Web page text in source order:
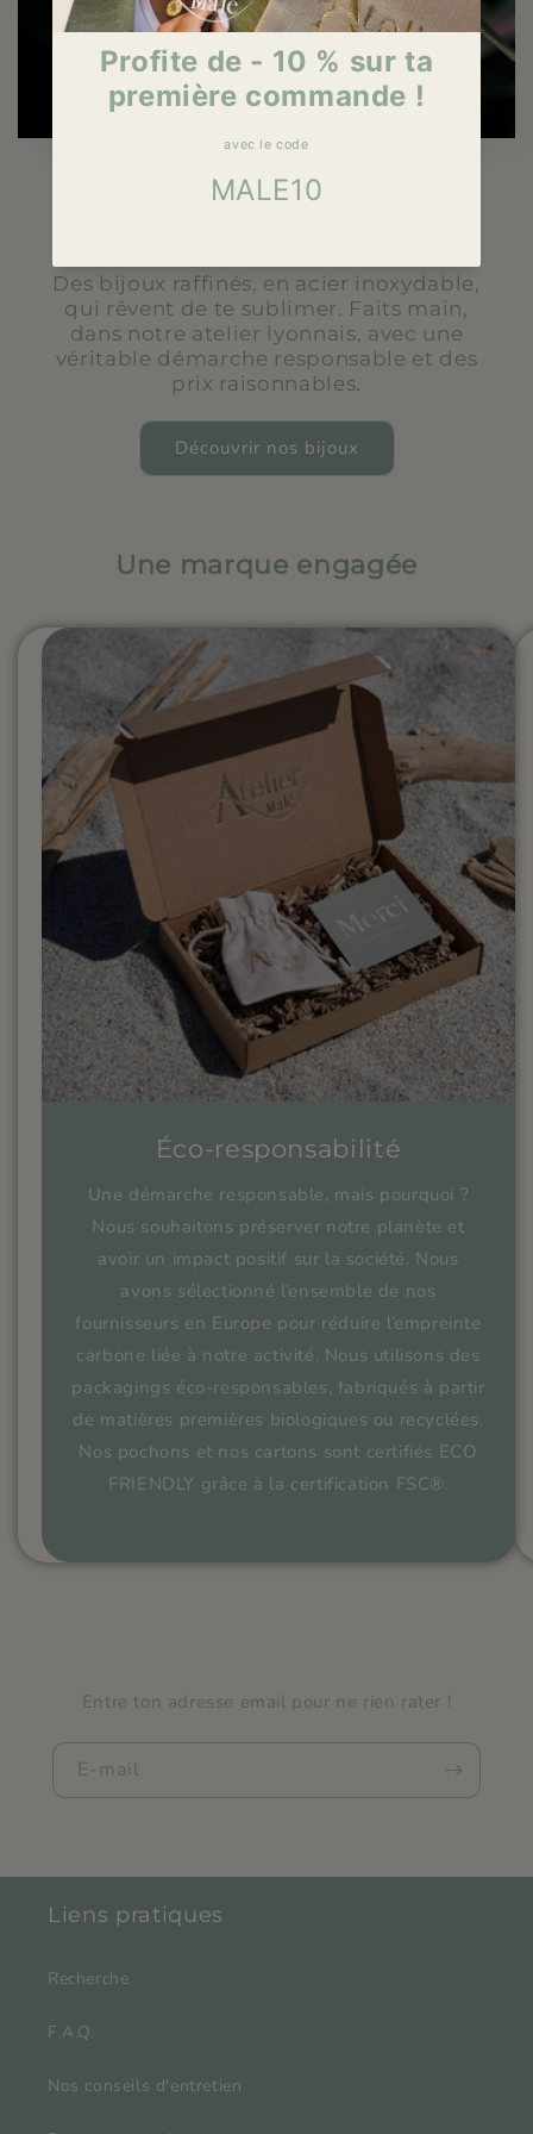
Des bijoux raffinés, en acier inoxydable,
qui rêvent de te sublimer. Faits main,
dans notre atelier lyonnais, avec une
véritable démarche responsable et des
prix raisonnables.
Découvrir nos bijoux
Une marque engagée
Éco-responsabilité
Une démarche responsable, mais pourquoi ?
Nous souhaitons préserver notre planète et
avoir un impact positif sur la société. Nous
avons sélectionné l’ensemble de nos
fournisseurs en Europe pour réduire l’empreinte
carbone liée à notre activité. Nous utilisons des
packagings éco-responsables, fabriqués à partir
de matières premières biologiques ou recyclées.
Nos pochons et nos cartons sont certifiés ECO
FRIENDLY grâce à la certification FSC®.
Entre ton adresse email pour ne rien rater !
E-mail
Liens pratiques
Recherche
F.A.Q.
Nos conseils d'entretien